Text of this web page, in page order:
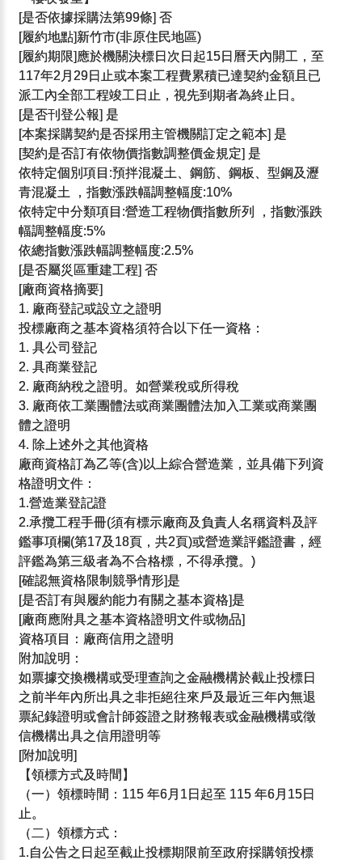
[是否依據採購法第99條] 否
[履約地點]新竹市(非原住民地區)
[履約期限]應於機關決標日次日起15日曆天內開工，至
117年2月29日止或本案工程費累積已達契約金額且已
派工內全部工程竣工日止，視先到期者為終止日。
[是否刊登公報] 是
[本案採購契約是否採用主管機關訂定之範本] 是
[契約是否訂有依物價指數調整價金規定] 是
依特定個別項目:預拌混凝土、鋼筋、鋼板、型鋼及瀝
青混凝土 ，指數漲跌幅調整幅度:10%
依特定中分類項目:營造工程物價指數所列 ，指數漲跌
幅調整幅度:5%
依總指數漲跌幅調整幅度:2.5%
[是否屬災區重建工程] 否
[廠商資格摘要]
1. 廠商登記或設立之證明
投標廠商之基本資格須符合以下任一資格：
1. 具公司登記
2. 具商業登記
2. 廠商納稅之證明。如營業稅或所得稅
3. 廠商依工業團體法或商業團體法加入工業或商業團
體之證明
4. 除上述外之其他資格
廠商資格訂為乙等(含)以上綜合營造業，並具備下列資
格證明文件：
1.營造業登記證
2.承攬工程手冊(須有標示廠商及負責人名稱資料及評
鑑事項欄(第17及18頁，共2頁)或營造業評鑑證書，經
評鑑為第三級者為不合格標，不得承攬。)
[確認無資格限制競爭情形]是
[是否訂有與履約能力有關之基本資格]是
[廠商應附具之基本資格證明文件或物品]
資格項目：廠商信用之證明
附加說明：
如票據交換機構或受理查詢之金融機構於截止投標日
之前半年內所出具之非拒絕往來戶及最近三年內無退
票紀錄證明或會計師簽證之財務報表或金融機構或徵
信機構出具之信用證明等
[附加說明]
【領標方式及時間】
（一）領標時間：115 年6月1日起至 115 年6月15日
止。
（二）領標方式：
1.自公告之日起至截止投標期限前至政府採購領投標